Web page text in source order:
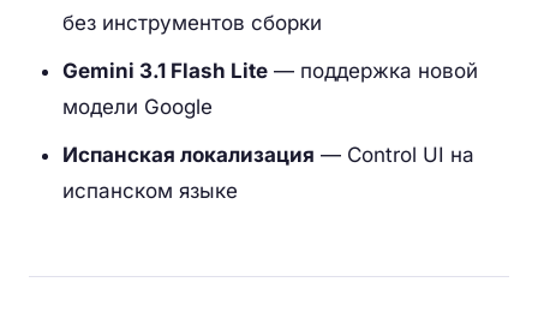
без инструментов сборки
Gemini 3.1 Flash Lite — поддержка новой
модели Google
Испанская локализация — Control UI на
испанском языке